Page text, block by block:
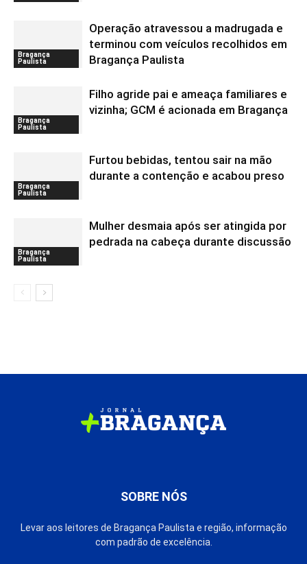
Bragança
Paulista
Operação atravessou a madrugada e
terminou com veículos recolhidos em
Bragança Paulista
Bragança
Paulista
Filho agride pai e ameaça familiares e
vizinha; GCM é acionada em Bragança
Bragança
Paulista
Furtou bebidas, tentou sair na mão
durante a contenção e acabou preso
Bragança
Paulista
Mulher desmaia após ser atingida por
pedrada na cabeça durante discussão
SOBRE NÓS
Levar aos leitores de Bragança Paulista e região, informação
com padrão de excelência.